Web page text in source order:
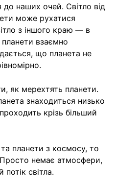
наших очей. Світло від
може рухатися
з іншого краю — в
планети взаємно
що планета не
як мерехтять планети.
знаходиться низько
крізь більший
планети з космосу, то
немає атмосфери,
світла.